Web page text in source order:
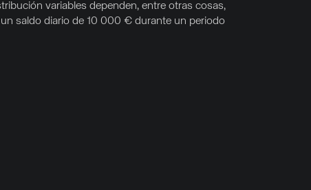
variables dependen, entre otras cosas,
saldo diario de 10 000 € durante un periodo